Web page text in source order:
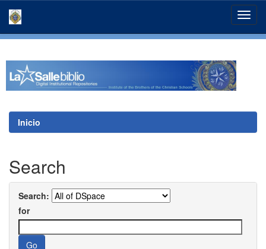
Inicio
Search
Search:
for